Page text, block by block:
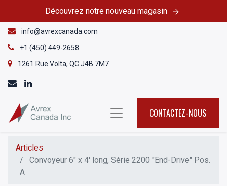
Découvrez notre nouveau magasin
info@avrexcanada.com
+1 (450) 449-2658
1261 Rue Volta, QC J4B 7M7
CONTACTEZ-NOUS
Articles
Convoyeur 6" x 4' long, Série 2200 "End-Drive" Pos.
A